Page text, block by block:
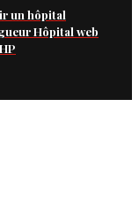
un hôpital
Hôpital web